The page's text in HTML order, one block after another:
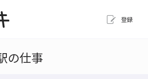
登録
の仕事